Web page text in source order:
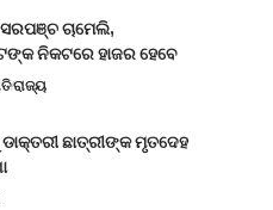
ଚାମେଲି,
ନିକଟରେ ହାଜର ହେବେ
ରାଜ୍ୟ
ଛାତ୍ରୀଙ୍କ ମୃତଦେହ